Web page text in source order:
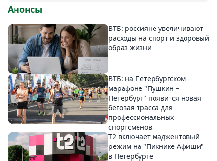
Анонсы
ВТБ: россияне увеличивают
расходы на спорт и здоровый
образ жизни
ВТБ: на Петербургском
марафоне "Пушкин –
Петербург" появится новая
беговая трасса для
профессиональных
спортсменов
Т2 включает маджентовый
режим на "Пикнике Афиши"
в Петербурге